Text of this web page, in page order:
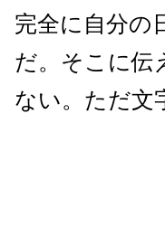
完全に自分の
だ。そこに伝
ない。ただ文